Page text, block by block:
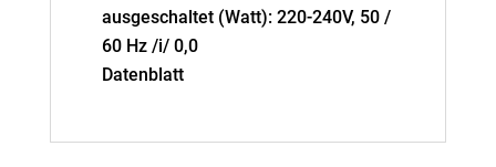
ausgeschaltet (Watt): 220-240V, 50 /
60 Hz /i/ 0,0
Datenblatt